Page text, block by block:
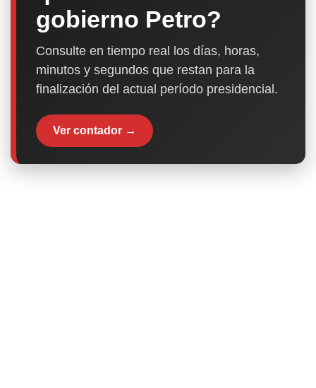
gobierno Petro?
Consulte en tiempo real los días, horas,
minutos y segundos que restan para la
finalización del actual período presidencial.
Ver contador →